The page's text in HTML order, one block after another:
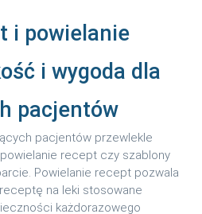
i powielanie
i wygoda dla
pacjentów
pacjentów przewlekle
recept czy szablony
Powielanie recept pozwala
na leki stosowane
każdorazowego